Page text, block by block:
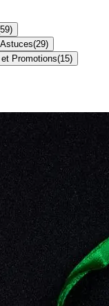
59)
Astuces(29)
Promotions(15)